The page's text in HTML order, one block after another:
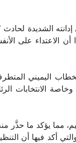
إدانته الشديدة
الاعتداء على
اليميني
الانتخابات
مما يؤكد ما حذَّر
أكد فيها أن